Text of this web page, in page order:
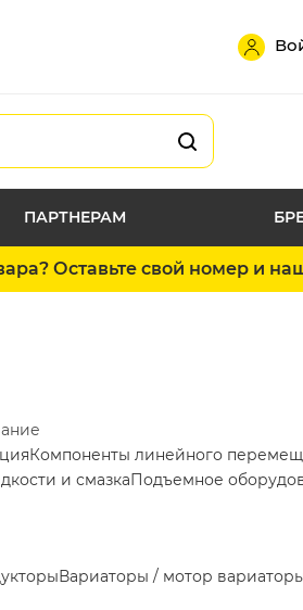
ПАРТНЕРАМ
Оставьте свой номер и
Компоненты линейного
и смазкаПодъемное
Вариаторы / мотор